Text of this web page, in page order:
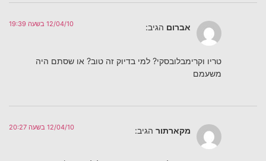
אברום הגיב: 12/04/10 בשעה 19:39
טריו וקרימבלובסקי? למי בדיוק זה טוב? או שסתם היה
משעמם
מקארתור הגיב: 12/04/10 בשעה 20:27